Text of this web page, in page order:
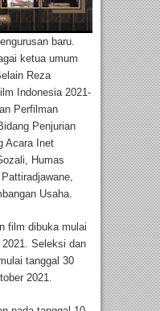
baru.
ketua umum
Reza
Indonesia 2021-
Perfilman
Penjurian
Acara Inet
Humas
Usaha.
film dibuka mulai
Seleksi dan
tanggal 30
2021.